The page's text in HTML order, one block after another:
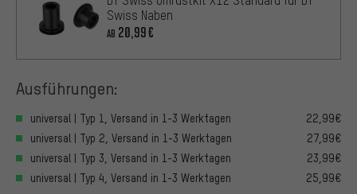
Swiss Naben
AB 20,99€
Ausführungen:
universal | Typ 1, Versand in 1-3 Werktagen
22,99€
universal | Typ 2, Versand in 1-3 Werktagen
27,99€
universal | Typ 3, Versand in 1-3 Werktagen
23,99€
universal | Typ 4, Versand in 1-3 Werktagen
25,99€